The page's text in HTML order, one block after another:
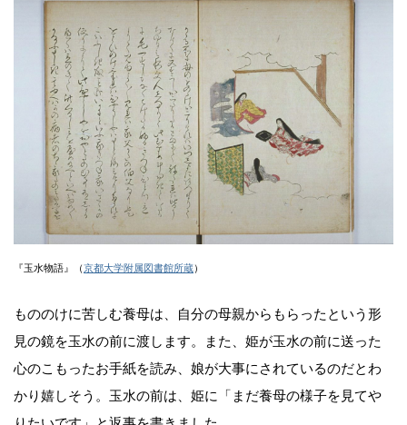
『玉水物語』（京都大学附属図書館所蔵）
もののけに苦しむ養母は、自分の母親からもらったという形
見の鏡を玉水の前に渡します。また、姫が玉水の前に送った
心のこもったお手紙を読み、娘が大事にされているのだとわ
かり嬉しそう。玉水の前は、姫に「まだ養母の様子を見てや